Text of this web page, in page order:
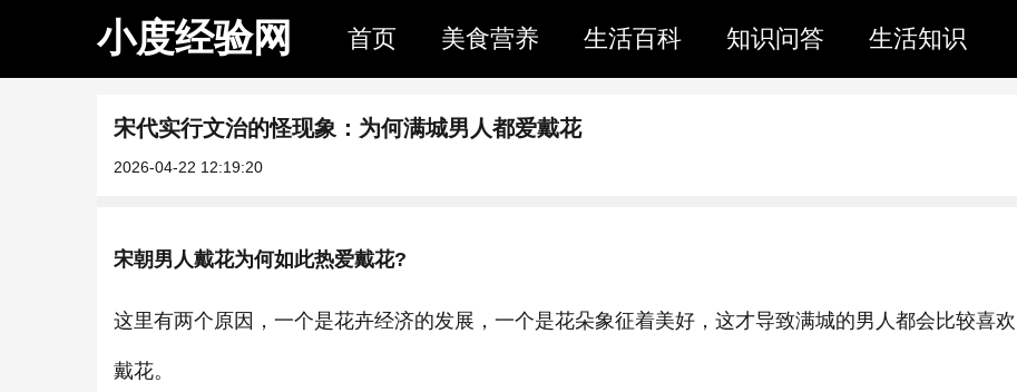
小度经验网 首页 美食营养 生活百科 知识问答 生活知识
宋代实行文治的怪现象：为何满城男人都爱戴花
2026-04-22 12:19:20
宋朝男人戴花为何如此热爱戴花?
这里有两个原因，一个是花卉经济的发展，一个是花朵象征着美好，这才导致满城的男人都会比较喜欢
戴花。